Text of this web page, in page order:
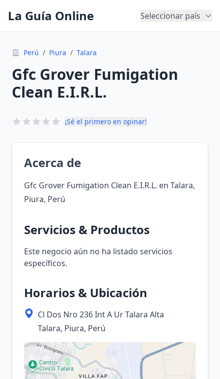
La Guía Online Seleccionar país
Perú / Piura / Talara
Gfc Grover Fumigation
Clean E.I.R.L.
¡Sé el primero en opinar!
Acerca de
Gfc Grover Fumigation Clean E.I.R.L. en Talara,
Piura, Perú
Servicios & Productos
Este negocio aún no ha listado servicios
específicos.
Horarios & Ubicación
Cl Dos Nro 236 Int A Ur Talara Alta
Talara, Piura, Perú